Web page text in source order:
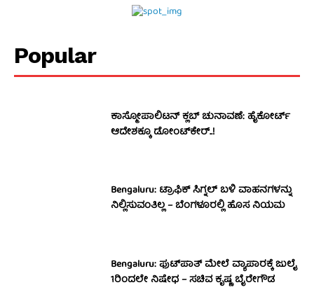
Popular
ಕಾಸ್ಮೋಪಾಲಿಟನ್‌ ಕ್ಲಬ್‌ ಚುನಾವಣೆ: ಹೈಕೋರ್ಟ್‌
ಆದೇಶಕ್ಕೂ ಡೋಂಟ್‌ಕೇರ್‌..!
Bengaluru: ಟ್ರಾಫಿಕ್‌ ಸಿಗ್ನಲ್‌ ಬಳಿ ವಾಹನಗಳನ್ನು
ನಿಲ್ಲಿಸುವಂತಿಲ್ಲ – ಬೆಂಗಳೂರಲ್ಲಿ ಹೊಸ ನಿಯಮ
Bengaluru: ಫುಟ್‌ಪಾತ್‌ ಮೇಲೆ ವ್ಯಾಪಾರಕ್ಕೆ ಜುಲೈ
1ರಿಂದಲೇ ನಿಷೇಧ – ಸಚಿವ ಕೃಷ್ಣ ಬೈರೇಗೌಡ